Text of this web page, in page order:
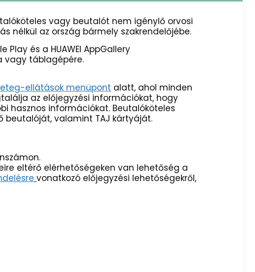
vagy beutalót nem igénylő orvosi
nélkül az ország bármely szakrendelőjébe.
és a HUAWEI AppGallery
vagy táblagépére.
ellátások menüpont alatt, ahol minden
az előjegyzési információkat, hogy
hasznos információkat. Beutalóköteles
beutalóját, valamint TAJ kártyáját.
eltérő elérhetőségeken van lehetőség a
vonatkozó előjegyzési lehetőségekről,